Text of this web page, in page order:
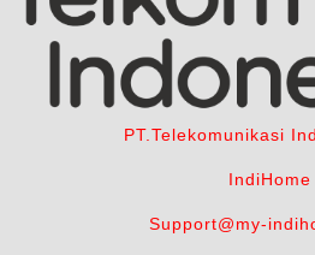
PT.Telekomunikasi
IndiHome
Support@my-